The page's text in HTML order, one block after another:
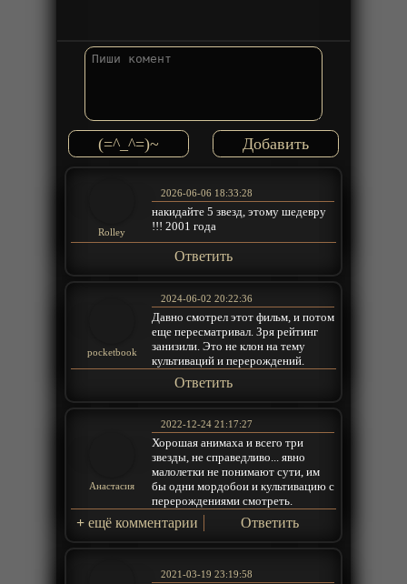
(=^_^=)~
Rolley
2026-06-06 18:33:28
накидайте 5 звезд, этому шедевру
!!! 2001 года
Ответить
pocketbook
2024-06-02 20:22:36
Давно смотрел этот фильм, и потом
еще пересматривал. Зря рейтинг
занизили. Это не клон на тему
культиваций и перерождений.
Ответить
Анастасия
2022-12-24 21:17:27
Хорошая анимаха и всего три
звезды, не справедливо... явно
малолетки не понимают сути, им
бы одни мордобои и культивацию с
перерождениями смотреть.
+ ещё комментарии Ответить
2021-03-19 23:19:58